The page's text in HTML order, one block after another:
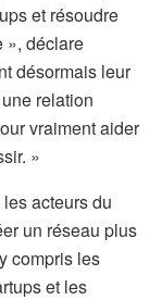
et résoudre
», déclare
désormais leur
relation
vraiment aider
»
acteurs du
un réseau plus
compris les
et les